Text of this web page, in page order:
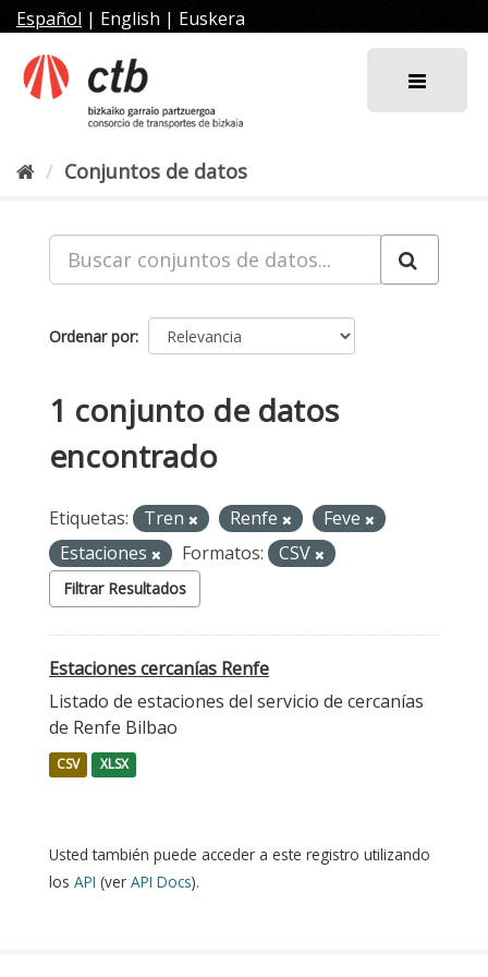
al
contenido
Español | English | Euskera
Conjuntos de datos
Ordenar por
1 conjunto de datos
encontrado
Etiquetas: Tren Renfe
Feve
Estaciones
Formatos: CSV
Filtrar Resultados
Estaciones cercanías Renfe
Listado de estaciones del servicio de cercanías
de Renfe Bilbao
CSV XLSX
Usted también puede acceder a este registro utilizando
los API (ver API Docs).